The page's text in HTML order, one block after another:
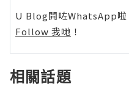
U Blog開咗WhatsApp啦
Follow 我哋 ！
相關話題